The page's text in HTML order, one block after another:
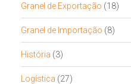
Granel de Exportação (18)
Granel de Importação (8)
História (3)
Logística (27)